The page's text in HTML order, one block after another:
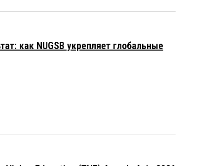
как NUGSB укрепляет глобальные